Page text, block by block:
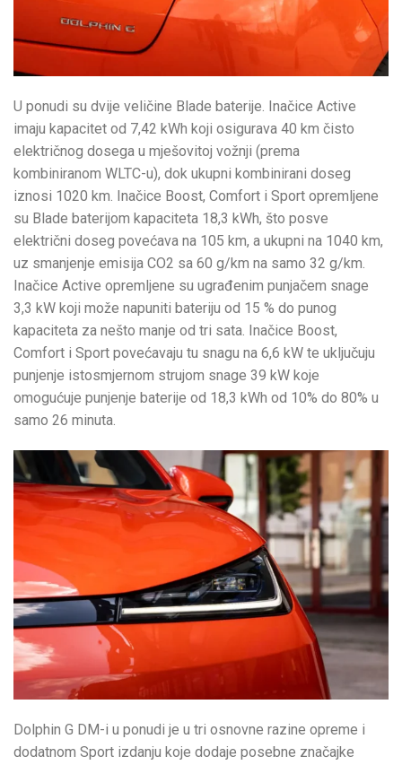
U ponudi su dvije veličine Blade baterije. Inačice Active
imaju kapacitet od 7,42 kWh koji osigurava 40 km čisto
električnog dosega u mješovitoj vožnji (prema
kombiniranom WLTC-u), dok ukupni kombinirani doseg
iznosi 1020 km. Inačice Boost, Comfort i Sport opremljene
su Blade baterijom kapaciteta 18,3 kWh, što posve
električni doseg povećava na 105 km, a ukupni na 1040 km,
uz smanjenje emisija CO2 sa 60 g/km na samo 32 g/km.
Inačice Active opremljene su ugrađenim punjačem snage
3,3 kW koji može napuniti bateriju od 15 % do punog
kapaciteta za nešto manje od tri sata. Inačice Boost,
Comfort i Sport povećavaju tu snagu na 6,6 kW te uključuju
punjenje istosmjernom strujom snage 39 kW koje
omogućuje punjenje baterije od 18,3 kWh od 10% do 80% u
samo 26 minuta.
Dolphin G DM-i u ponudi je u tri osnovne razine opreme i
dodatnom Sport izdanju koje dodaje posebne značajke